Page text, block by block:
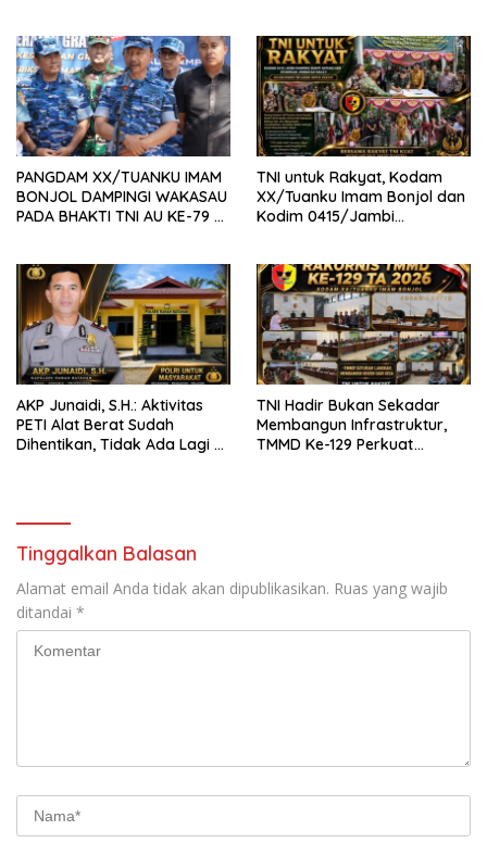
PANGDAM XX/TUANKU IMAM
BONJOL DAMPINGI WAKASAU
PADA BHAKTI TNI AU KE-79 DI
TNI untuk Rakyat, Kodam
XX/Tuanku Imam Bonjol dan
Kodim 0415/Jambi
Batang Hari
AKP Junaidi, S.H.: Aktivitas
PETI Alat Berat Sudah
Dihentikan, Tidak Ada Lagi di
TNI Hadir Bukan Sekadar
Membangun Infrastruktur,
TMMD Ke-129 Perkuat
Tinggalkan Balasan
Alamat email Anda tidak akan dipublikasikan. Ruas yang wajib
ditandai *